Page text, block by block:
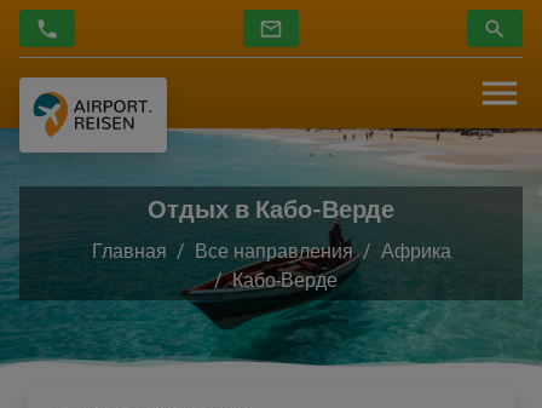
Отдых в Кабо-Верде
Главная Все направления
Африка
Кабо-Верде